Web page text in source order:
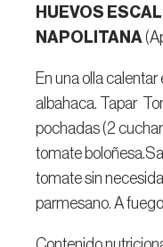
HUEVOS
NAPOLITANA
En una olla
albahaca. Tapar
pochadas (2
tomate
tomate sin
parmesano. A